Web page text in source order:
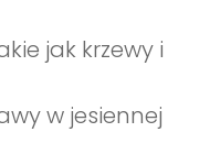
jak krzewy i
w jesiennej